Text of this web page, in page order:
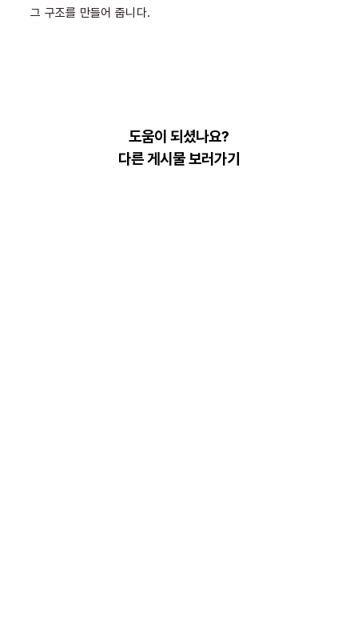
그 구조를 만들어 줍니다.
도움이 되셨나요?
다른 게시물 보러가기